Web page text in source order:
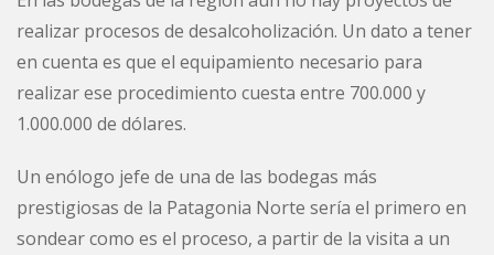
realizar procesos de desalcoholización. Un dato a tener
en cuenta es que el equipamiento necesario para
realizar ese procedimiento cuesta entre 700.000 y
1.000.000 de dólares.
Un enólogo jefe de una de las bodegas más
prestigiosas de la Patagonia Norte sería el primero en
sondear como es el proceso, a partir de la visita a un